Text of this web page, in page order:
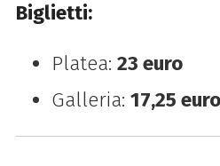
Biglietti:
Platea: 23 euro
Galleria: 17,25 euro